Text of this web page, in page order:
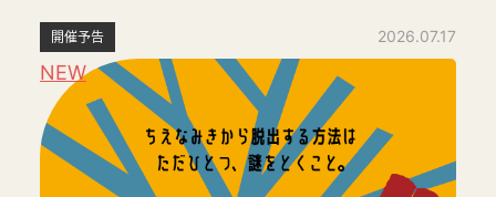
開催予告 2026.07.17
NEW